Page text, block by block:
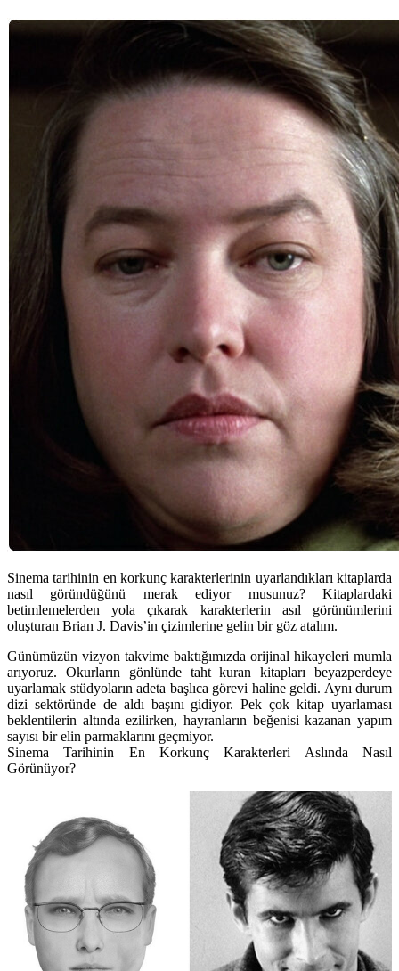
Sinema tarihinin en korkunç karakterlerinin uyarlandıkları kitaplarda
nasıl göründüğünü merak ediyor musunuz? Kitaplardaki
betimlemelerden yola çıkarak karakterlerin asıl görünümlerini
oluşturan Brian J. Davis’in çizimlerine gelin bir göz atalım.
Günümüzün vizyon takvime baktığımızda orijinal hikayeleri mumla
arıyoruz. Okurların gönlünde taht kuran kitapları beyazperdeye
uyarlamak stüdyoların adeta başlıca görevi haline geldi. Aynı durum
dizi sektöründe de aldı başını gidiyor. Pek çok kitap uyarlaması
beklentilerin altında ezilirken, hayranların beğenisi kazanan yapım
sayısı bir elin parmaklarını geçmiyor.
Sinema Tarihinin En Korkunç Karakterleri Aslında Nasıl
Görünüyor?